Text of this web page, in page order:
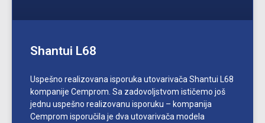
Shantui L68
Uspešno realizovana isporuka utovarivača Shantui L68
kompanije Cemprom. Sa zadovoljstvom ističemo još
jednu uspešno realizovanu isporuku – kompanija
Cemprom isporučila je dva utovarivača modela